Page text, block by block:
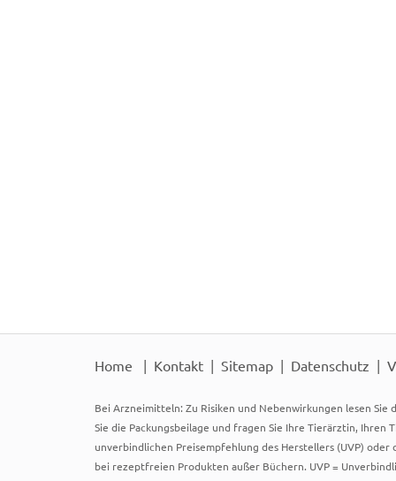
Home Kontakt Sitemap Datenschutz
Bei Arzneimitteln: Zu Risiken und Nebenwirkungen lesen
Sie die Packungsbeilage und fragen Sie Ihre Tierärztin,
unverbindlichen Preisempfehlung des Herstellers (UVP)
bei rezeptfreien Produkten außer Büchern. UVP =